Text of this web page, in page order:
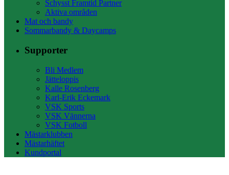
Schysst Framtid Partner
Aktiva områden
Mat och bandy
Sommarbandy & Daycamps
Supporter
Bli Medlem
Jätteloppis
Kalle Rosenberg
Karl-Erik Eckemark
VSK Sports
VSK Vännerna
VSK Fotboll
Mästarklubben
Mästarhäftet
Kundportal